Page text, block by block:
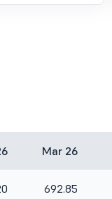
Mar 26
692.85